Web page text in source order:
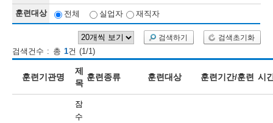
보
보
련
우
내
훈련대상 전체 실업자 재직자
검색하기 검색초기화
검색건수 : 총 1건 (1/1)
훈련기관명
제
목
훈련종류 훈련대상 훈련기간/훈련 시
잠
수
업
훈